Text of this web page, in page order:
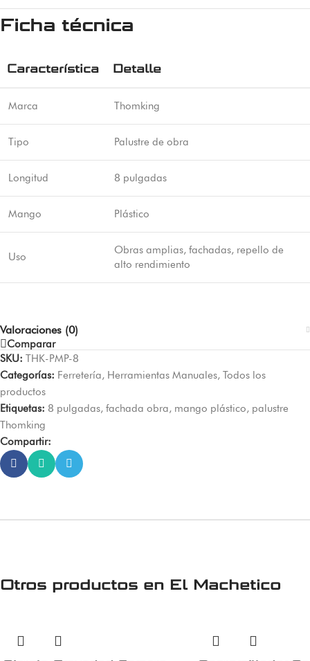
Ficha técnica
Característica Detalle
Marca Thomking
Tipo Palustre de obra
Longitud 8 pulgadas
Mango Plástico
Uso
Obras amplias, fachadas, repello de
alto rendimiento
Valoraciones (0)
Comparar
SKU: THK-PMP-8
Categorías: Ferretería, Herramientas Manuales, Todos los
productos
Etiquetas: 8 pulgadas, fachada obra, mango plástico, palustre
Thomking
Compartir:
Otros productos en El Machetico